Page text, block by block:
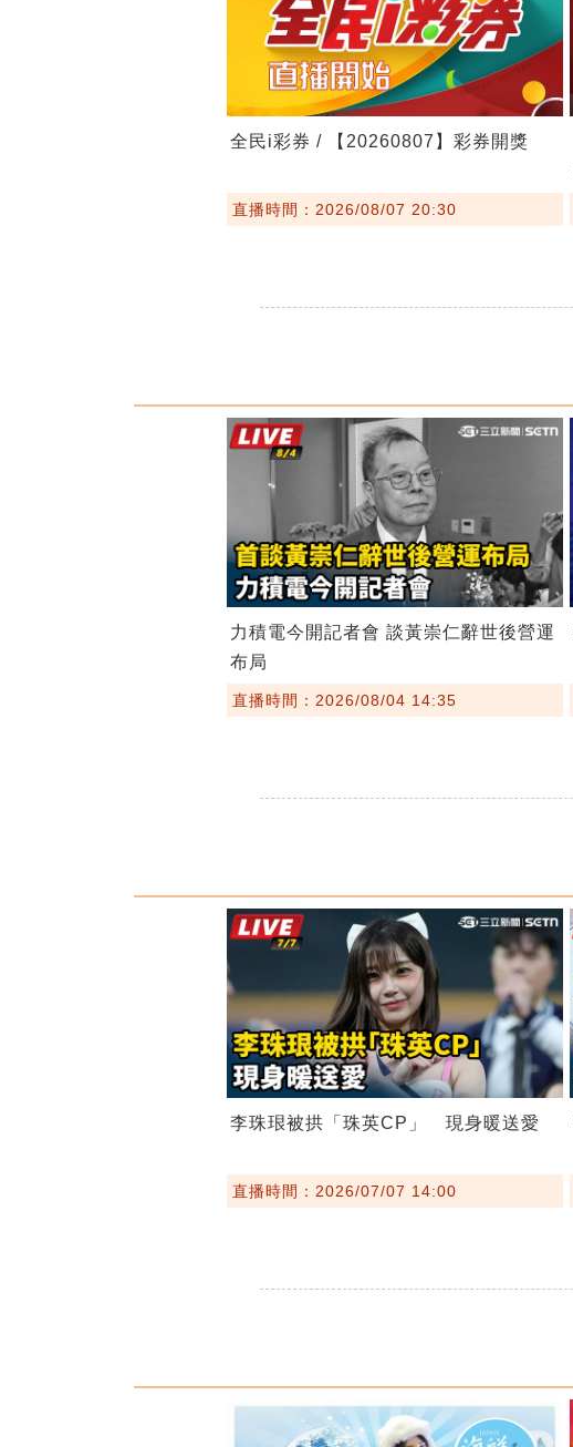
全民i彩券 / 【20260807】彩券開獎
直播時間：2026/08/07 20:30
力積電今開記者會 談黃崇仁辭世後營運
布局
直播時間：2026/08/04 14:35
李珠珢被拱「珠英CP」 現身暖送愛
直播時間：2026/07/07 14:00